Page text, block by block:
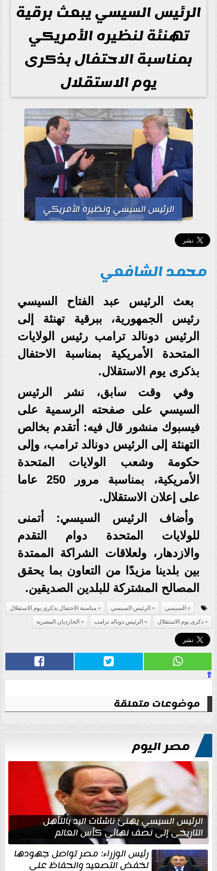
الرئيس السيسي يبعث برقية
تهنئة لنظيره الأمريكي
بمناسبة الاحتفال بذكرى
يوم الاستقلال
الرئيس السيسي ونظيره الأمريكي
محمد الشافعي
بعث الرئيس عبد الفتاح السيسي
رئيس الجمهورية، ببرقية تهنئة إلى
الرئيس دونالد ترامب رئيس الولايات
المتحدة الأمريكية بمناسبة الاحتفال
بذكرى يوم الاستقلال.
وفي وقت سابق، نشر الرئيس
السيسي على صفحته الرسمية على
فيسبوك منشور قال فيه: أتقدم بخالص
التهنئة إلى الرئيس دونالد ترامب، وإلى
حكومة وشعب الولايات المتحدة
الأمريكية، بمناسبة مرور 250 عاما
على إعلان الاستقلال.
وأضاف الرئيس السيسي: أتمنى
للولايات المتحدة دوام التقدم
والازدهار، ولعلاقات الشراكة الممتدة
بين بلدينا مزيدًا من التعاون بما يحقق
المصالح المشتركة للبلدين الصديقين.
السيسي الرئيس السيسي
مناسبة الاحتفال بذكرى يوم الاستقلال
ذكرى يوم الاستقلال
الرئيس دونالد ترامب الجارديان المصريه
⇧
موضوعات متعلقة
مصر اليوم
الرئيس السيسي يهنئ ناشئات اليد بالتأهل
التاريخي إلى نصف نهائي كأس العالم
رئيس الوزراء: مصر تواصل جهودها
لخفض التصعيد والحفاظ على